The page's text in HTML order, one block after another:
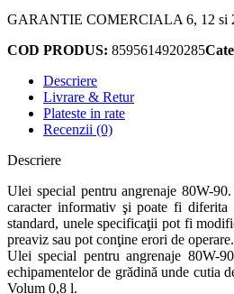
GARANTIE COMERCIALA 6, 12 si
COD PRODUS: 8595614920285
Descriere
Livrare & Retur
Plateste in rate
Recenzii (0)
Descriere
Ulei special pentru angrenaje 80W-
caracter informativ şi poate fi diferita
standard, unele specificaţii pot fi
preaviz sau pot conţine erori de operare.
Ulei special pentru angrenaje 80W-
echipamentelor de grădină unde cutia
Volum 0,8 l.